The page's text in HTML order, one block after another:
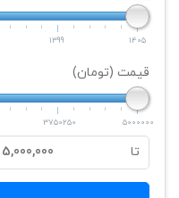
1399 1405
قیمت (تومان)
3750250 5000000
تا 5,000,000